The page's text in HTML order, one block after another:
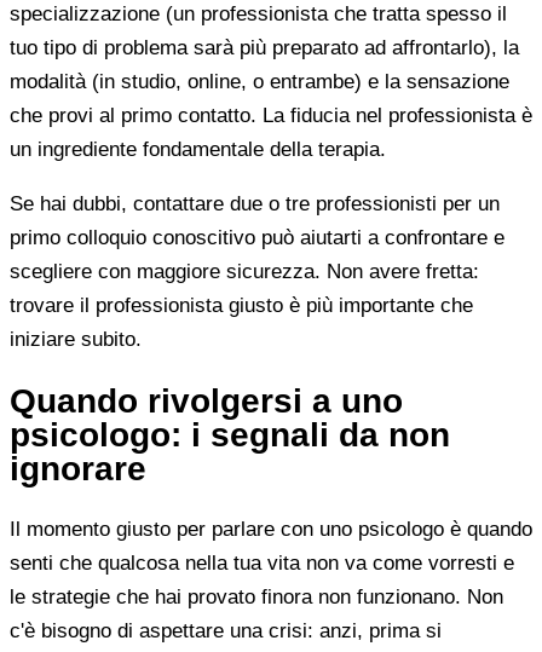
specializzazione (un professionista che tratta spesso il
tuo tipo di problema sarà più preparato ad affrontarlo), la
modalità (in studio, online, o entrambe) e la sensazione
che provi al primo contatto. La fiducia nel professionista è
un ingrediente fondamentale della terapia.
Se hai dubbi, contattare due o tre professionisti per un
primo colloquio conoscitivo può aiutarti a confrontare e
scegliere con maggiore sicurezza. Non avere fretta:
trovare il professionista giusto è più importante che
iniziare subito.
Quando rivolgersi a uno
psicologo: i segnali da non
ignorare
Il momento giusto per parlare con uno psicologo è quando
senti che qualcosa nella tua vita non va come vorresti e
le strategie che hai provato finora non funzionano. Non
c'è bisogno di aspettare una crisi: anzi, prima si